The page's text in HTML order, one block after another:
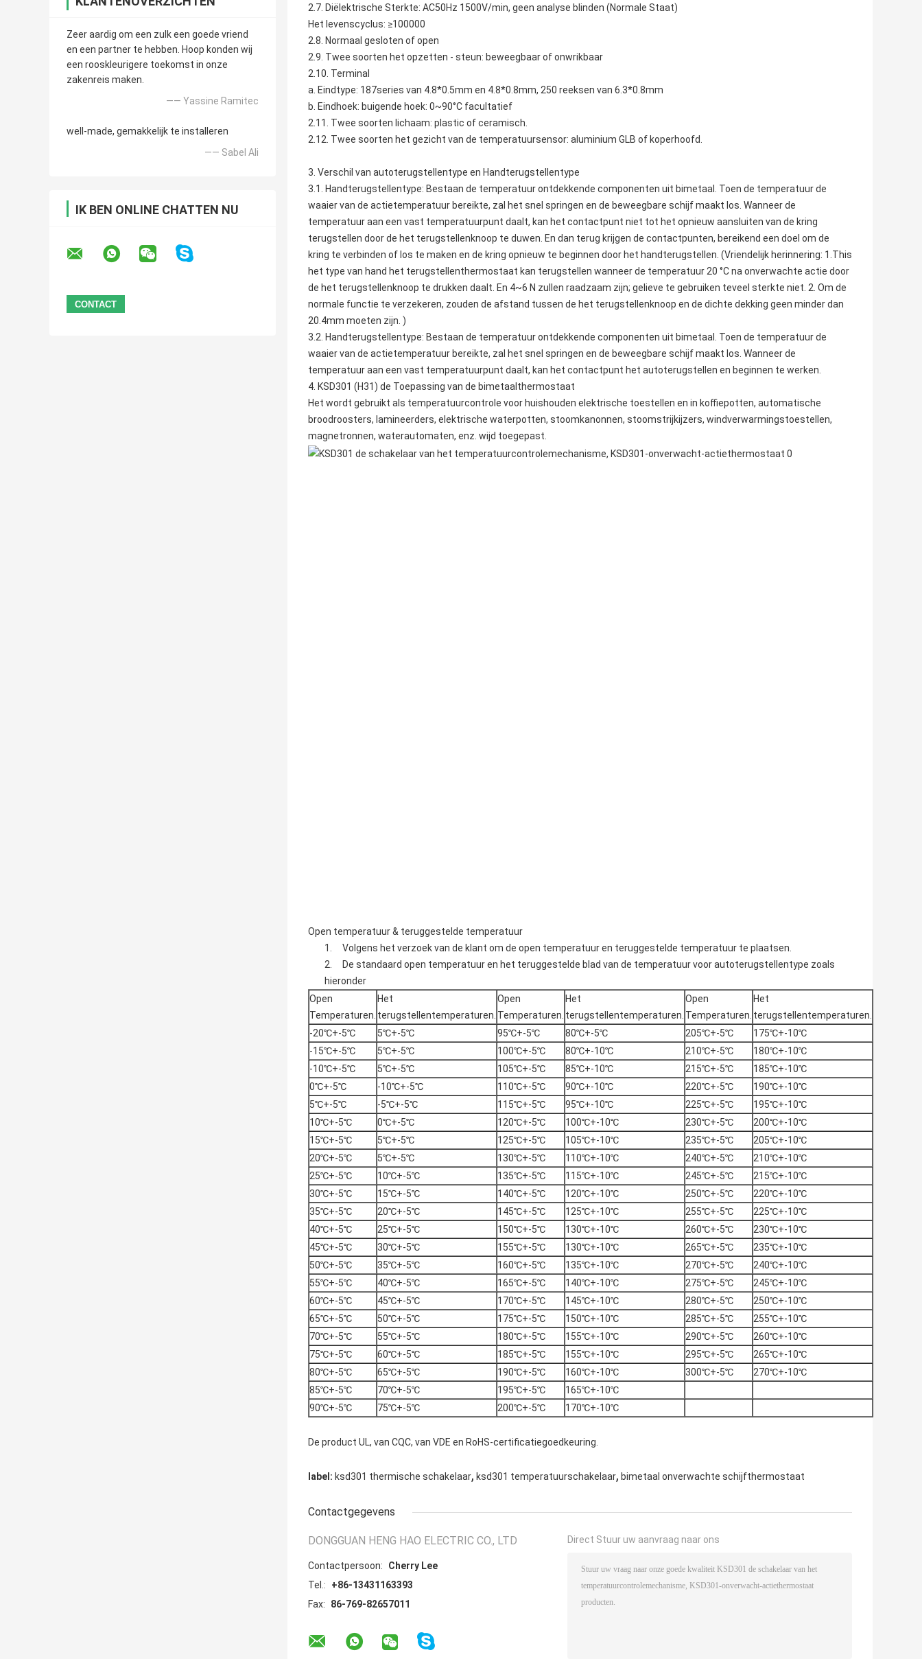
Zeer aardig om een zulk een goede vriend
en een partner te hebben. Hoop konden wij
een rooskleurigere toekomst in onze
zakenreis maken.
—— Yassine Ramitec
well-made, gemakkelijk te installeren
—— Sabel Ali
IK BEN ONLINE CHATTEN NU
2.7. Diëlektrische Sterkte: AC50Hz 1500V/min, geen analyse blinden (Normale Staat)
Het levenscyclus: ≥100000
2.8. Normaal gesloten of open
2.9. Twee soorten het opzetten - steun: beweegbaar of onwrikbaar
2.10. Terminal
a. Eindtype: 187series van 4.8*0.5mm en 4.8*0.8mm, 250 reeksen van 6.3*0.8mm
b. Eindhoek: buigende hoek: 0~90°C facultatief
2.11. Twee soorten lichaam: plastic of ceramisch.
2.12. Twee soorten het gezicht van de temperatuursensor: aluminium GLB of koperhoofd.
3. Verschil van autoterugstellentype en Handterugstellentype
3.1. Handterugstellentype: Bestaan de temperatuur ontdekkende componenten uit bimetaal. Toen de temperatuur de
waaier van de actietemperatuur bereikte, zal het snel springen en de beweegbare schijf maakt los. Wanneer de
temperatuur aan een vast temperatuurpunt daalt, kan het contactpunt niet tot het opnieuw aansluiten van de kring
terugstellen door de het terugstellenknoop te duwen. En dan terug krijgen de contactpunten, bereikend een doel om de
kring te verbinden of los te maken en de kring opnieuw te beginnen door het handterugstellen. (Vriendelijk herinnering: 1.This
het type van hand het terugstellenthermostaat kan terugstellen wanneer de temperatuur 20 °C na onverwachte actie door
de het terugstellenknoop te drukken daalt. En 4~6 N zullen raadzaam zijn; gelieve te gebruiken teveel sterkte niet. 2. Om de
normale functie te verzekeren, zouden de afstand tussen de het terugstellenknoop en de dichte dekking geen minder dan
20.4mm moeten zijn. )
3.2. Handterugstellentype: Bestaan de temperatuur ontdekkende componenten uit bimetaal. Toen de temperatuur de
waaier van de actietemperatuur bereikte, zal het snel springen en de beweegbare schijf maakt los. Wanneer de
temperatuur aan een vast temperatuurpunt daalt, kan het contactpunt het autoterugstellen en beginnen te werken.
4. KSD301 (H31) de Toepassing van de bimetaalthermostaat
Het wordt gebruikt als temperatuurcontrole voor huishouden elektrische toestellen en in koffiepotten, automatische
broodroosters, lamineerders, elektrische waterpotten, stoomkanonnen, stoomstrijkijzers, windverwarmingstoestellen,
magnetronnen, waterautomaten, enz. wijd toegepast.
Open temperatuur & teruggestelde temperatuur
1. Volgens het verzoek van de klant om de open temperatuur en teruggestelde temperatuur te plaatsen.
2. De standaard open temperatuur en het teruggestelde blad van de temperatuur voor autoterugstellentype zoals
hieronder
Open
Temperaturen.
Het
terugstellentemperaturen.
Open
Temperaturen.
Het
terugstellentemperaturen.
Open
Temperaturen.
Het
terugstellentemperaturen.
-20℃+-5℃
5℃+-5℃ 95℃+-5℃ 80℃+-5℃ 205℃+-5℃
175℃+-10℃
-15℃+-5℃
5℃+-5℃ 100℃+-5℃ 80℃+-10℃ 210℃+-5℃
180℃+-10℃
-10℃+-5℃
5℃+-5℃ 105℃+-5℃ 85℃+-10℃ 215℃+-5℃
185℃+-10℃
0℃+-5℃
-10℃+-5℃ 110℃+-5℃ 90℃+-10℃ 220℃+-5℃
190℃+-10℃
5℃+-5℃
-5℃+-5℃ 115℃+-5℃ 95℃+-10℃ 225℃+-5℃
195℃+-10℃
10℃+-5℃
0℃+-5℃ 120℃+-5℃ 100℃+-10℃ 230℃+-5℃
200℃+-10℃
15℃+-5℃
5℃+-5℃ 125℃+-5℃ 105℃+-10℃ 235℃+-5℃
205℃+-10℃
20℃+-5℃
5℃+-5℃ 130℃+-5℃ 110℃+-10℃ 240℃+-5℃
210℃+-10℃
25℃+-5℃
10℃+-5℃ 135℃+-5℃ 115℃+-10℃ 245℃+-5℃
215℃+-10℃
30℃+-5℃
15℃+-5℃ 140℃+-5℃ 120℃+-10℃ 250℃+-5℃
220℃+-10℃
35℃+-5℃
20℃+-5℃ 145℃+-5℃ 125℃+-10℃ 255℃+-5℃
225℃+-10℃
40℃+-5℃
25℃+-5℃ 150℃+-5℃ 130℃+-10℃ 260℃+-5℃
230℃+-10℃
45℃+-5℃
30℃+-5℃ 155℃+-5℃ 130℃+-10℃ 265℃+-5℃
235℃+-10℃
50℃+-5℃
35℃+-5℃ 160℃+-5℃ 135℃+-10℃ 270℃+-5℃
240℃+-10℃
55℃+-5℃
40℃+-5℃ 165℃+-5℃ 140℃+-10℃ 275℃+-5℃
245℃+-10℃
60℃+-5℃
45℃+-5℃ 170℃+-5℃ 145℃+-10℃ 280℃+-5℃
250℃+-10℃
65℃+-5℃
50℃+-5℃ 175℃+-5℃ 150℃+-10℃ 285℃+-5℃
255℃+-10℃
70℃+-5℃
55℃+-5℃ 180℃+-5℃ 155℃+-10℃ 290℃+-5℃
260℃+-10℃
75℃+-5℃
60℃+-5℃ 185℃+-5℃ 155℃+-10℃ 295℃+-5℃
265℃+-10℃
80℃+-5℃
65℃+-5℃ 190℃+-5℃ 160℃+-10℃ 300℃+-5℃
270℃+-10℃
85℃+-5℃
70℃+-5℃ 195℃+-5℃
165℃+-10℃
90℃+-5℃
75℃+-5℃ 200℃+-5℃ 170℃+-10℃
De product UL, van CQC, van VDE en RoHS-certificatiegoedkeuring.
label: ksd301 thermische schakelaar, ksd301 temperatuurschakelaar, bimetaal onverwachte schijfthermostaat
Contactgegevens
DONGGUAN HENG HAO ELECTRIC CO., LTD
Contactpersoon:
Cherry Lee
Tel.:
+86-13431163393
Fax:
86-769-82657011
Direct Stuur uw aanvraag naar ons